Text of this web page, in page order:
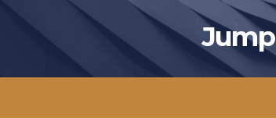
Jump